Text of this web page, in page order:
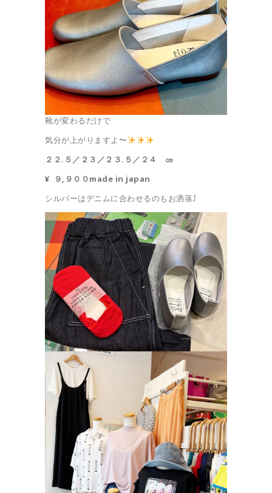
靴が変わるだけで
気分が上がりますよ〜
２２.５／２３／２３.５／２４ ㎝
¥ ９,９００made in japan
シルバーはデニムに合わせるのもお洒落⤴︎